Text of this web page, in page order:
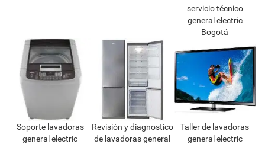
servicio técnico
general electric
Bogotá
Soporte lavadoras
general electric
Revisión y diagnostico
de lavadoras general
Taller de lavadoras
general electric